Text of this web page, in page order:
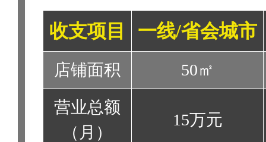
收支项目 一线/省会城市
店铺面积 50㎡
营业总额
（月）
15万元